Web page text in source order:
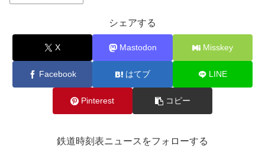
シェアする
X Mastodon Misskey
Facebook はてブ LINE
Pinterest コピー
鉄道時刻表ニュースをフォローする